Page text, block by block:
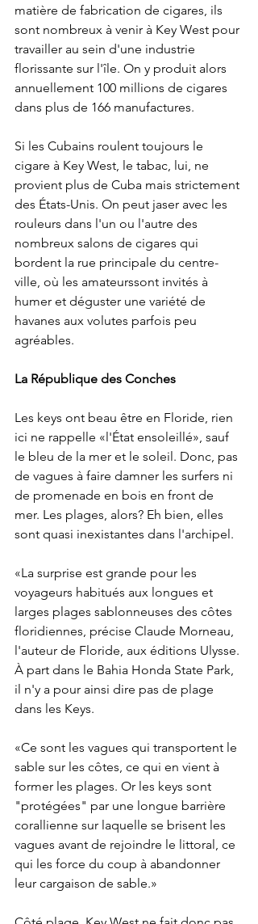
matière de fabrication de cigares, ils
sont nombreux à venir à Key West pour
travailler au sein d'une industrie
florissante sur l'île. On y produit alors
annuellement 100 millions de cigares
dans plus de 166 manufactures.
Si les Cubains roulent toujours le
cigare à Key West, le tabac, lui, ne
provient plus de Cuba mais strictement
des États-Unis. On peut jaser avec les
rouleurs dans l'un ou l'autre des
nombreux salons de cigares qui
bordent la rue principale du centre-
ville, où les amateurssont invités à
humer et déguster une variété de
havanes aux volutes parfois peu
agréables.
La République des Conches
Les keys ont beau être en Floride, rien
ici ne rappelle «l'État ensoleillé», sauf
le bleu de la mer et le soleil. Donc, pas
de vagues à faire damner les surfers ni
de promenade en bois en front de
mer. Les plages, alors? Eh bien, elles
sont quasi inexistantes dans l'archipel.
«La surprise est grande pour les
voyageurs habitués aux longues et
larges plages sablonneuses des côtes
floridiennes, précise Claude Morneau,
l'auteur de Floride, aux éditions Ulysse.
À part dans le Bahia Honda State Park,
il n'y a pour ainsi dire pas de plage
dans les Keys.
«Ce sont les vagues qui transportent le
sable sur les côtes, ce qui en vient à
former les plages. Or les keys sont
"protégées" par une longue barrière
corallienne sur laquelle se brisent les
vagues avant de rejoindre le littoral, ce
qui les force du coup à abandonner
leur cargaison de sable.»